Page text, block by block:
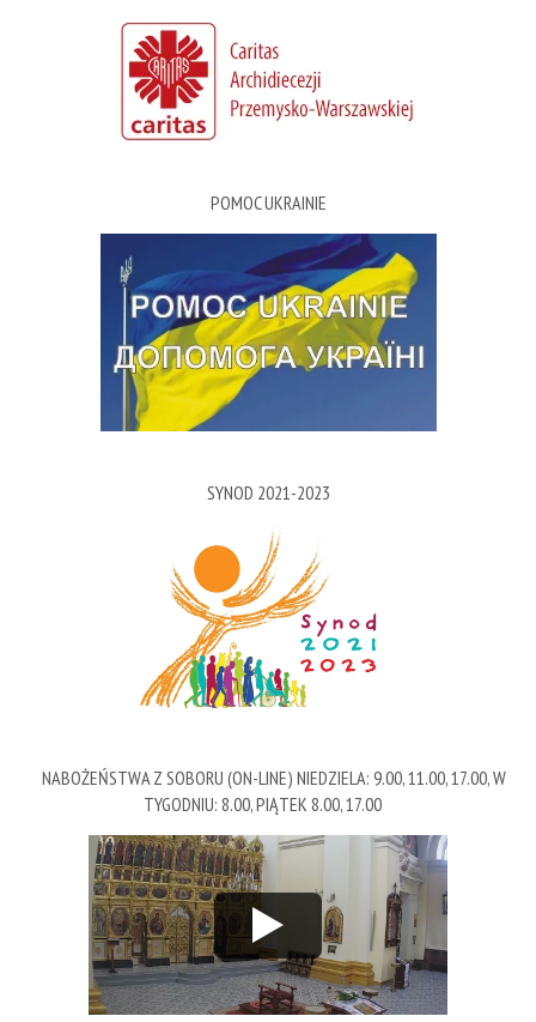
POMOC UKRAINIE
SYNOD 2021-2023
NABOŻEŃSTWA Z SOBORU (ON-LINE) NIEDZIELA: 9.00, 11.00, 17.00, W
TYGODNIU: 8.00, PIĄTEK 8.00, 17.00